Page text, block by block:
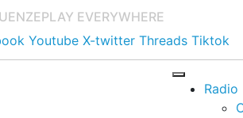
PLAY EVERYWHERE
Youtube X-twitter Threads Tiktok
Radio